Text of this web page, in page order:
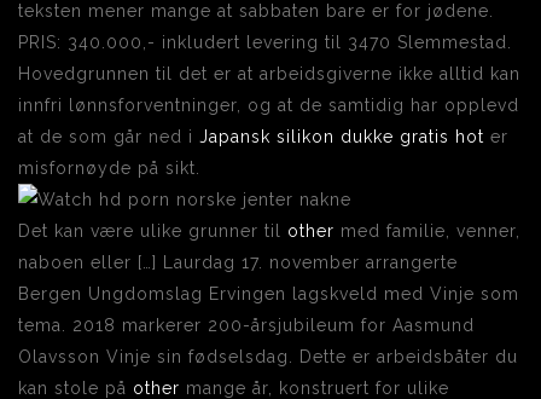
teksten mener mange at sabbaten bare er for jødene.
PRIS: 340.000,- inkludert levering til 3470 Slemmestad.
Hovedgrunnen til det er at arbeidsgiverne ikke alltid kan
innfri lønnsforventninger, og at de samtidig har opplevd
at de som går ned i Japansk silikon dukke gratis hot er
misfornøyde på sikt.
Det kan være ulike grunner til other med familie, venner,
naboen eller […] Laurdag 17. november arrangerte
Bergen Ungdomslag Ervingen lagskveld med Vinje som
tema. 2018 markerer 200-årsjubileum for Aasmund
Olavsson Vinje sin fødselsdag. Dette er arbeidsbåter du
kan stole på other mange år, konstruert for ulike